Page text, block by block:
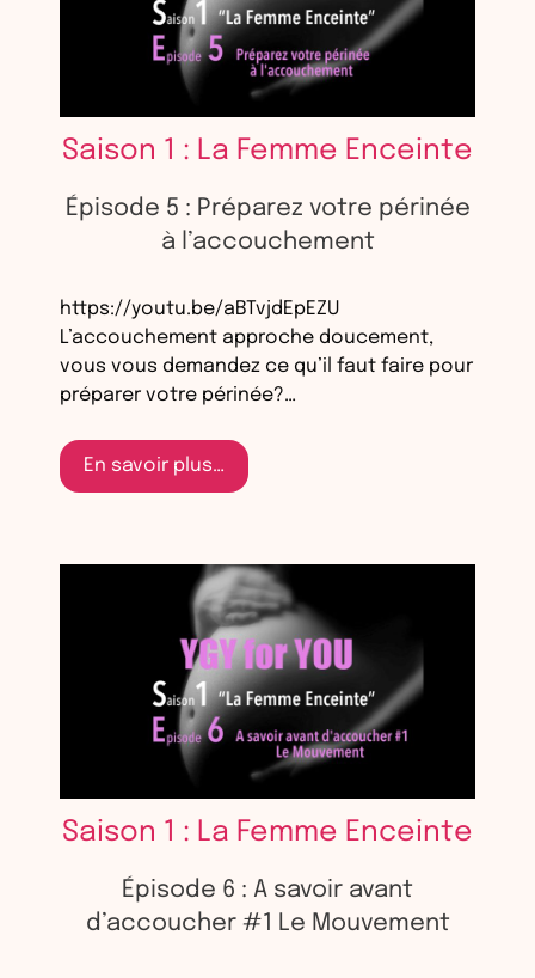
Saison 1 : La Femme Enceinte
Épisode 5 : Préparez votre périnée
à l’accouchement
https://youtu.be/aBTvjdEpEZU
L’accouchement approche doucement,
vous vous demandez ce qu’il faut faire pour
préparer votre périnée?…
En savoir plus…
Saison 1 : La Femme Enceinte
Épisode 6 : A savoir avant
d’accoucher #1 Le Mouvement